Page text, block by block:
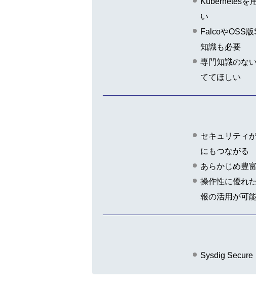
い
FalcoやOSS
知識も必要
専門知識のな
ててほしい
セキュリティ
にもつながる
あらかじめ豊
操作性に優れ
報の活用が可
Sysdig Secure